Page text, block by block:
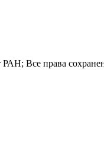
РАН; Все права